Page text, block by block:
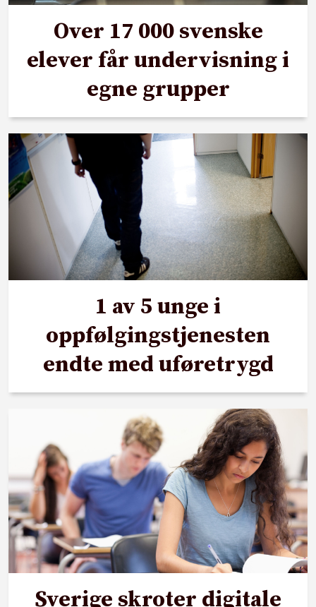
Over 17 000 svenske
elever får undervisning i
egne grupper
1 av 5 unge i
oppfølgingstjenesten
endte med uføretrygd
Sverige skroter digitale